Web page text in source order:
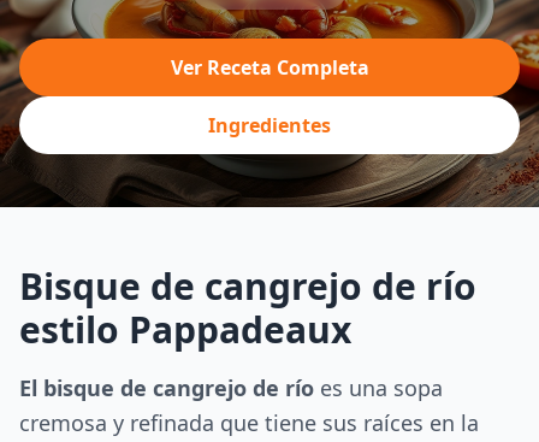
Ver Receta Completa
Ingredientes
Bisque de cangrejo de río
estilo Pappadeaux
El bisque de cangrejo de río es una sopa
cremosa y refinada que tiene sus raíces en la